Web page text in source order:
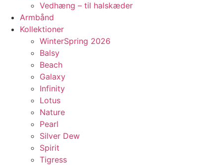
Vedhæng – til halskæder
Armbånd
Kollektioner
WinterSpring 2026
Balsy
Beach
Galaxy
Infinity
Lotus
Nature
Pearl
Silver Dew
Spirit
Tigress